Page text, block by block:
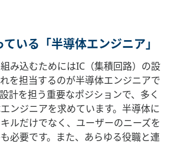
いる「半導体エンジニア」
み込むためにはIC（集積回路）の設
を担当するのが半導体エンジニアで
計を担う重要なポジションで、多く
ンジニアを求めています。半導体に
ルだけでなく、ユーザーのニーズを
必要です。また、あらゆる役職と連